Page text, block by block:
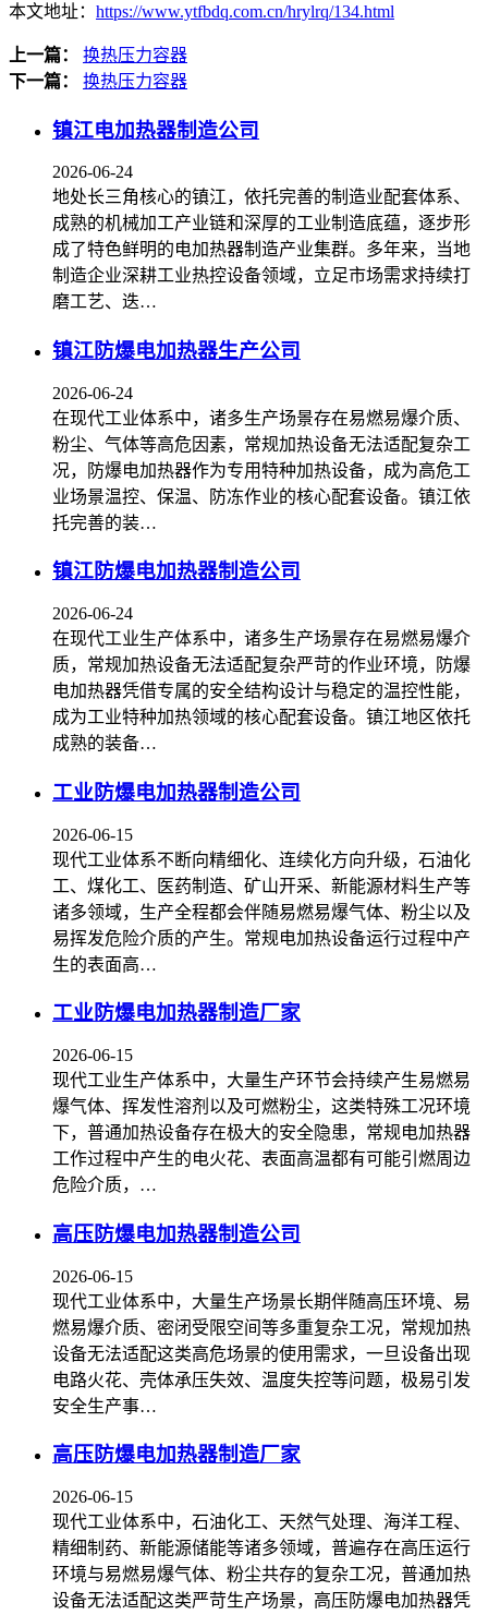
本文地址： https://www.ytfbdq.com.cn/hrylrq/134.html
上一篇：
换热压力容器
下一篇：
换热压力容器
镇江电加热器制造公司
2026-06-24
地处长三角核心的镇江，依托完善的制造业配套体系、
成熟的机械加工产业链和深厚的工业制造底蕴，逐步形
成了特色鲜明的电加热器制造产业集群。多年来，当地
制造企业深耕工业热控设备领域，立足市场需求持续打
磨工艺、迭…
镇江防爆电加热器生产公司
2026-06-24
在现代工业体系中，诸多生产场景存在易燃易爆介质、
粉尘、气体等高危因素，常规加热设备无法适配复杂工
况，防爆电加热器作为专用特种加热设备，成为高危工
业场景温控、保温、防冻作业的核心配套设备。镇江依
托完善的装…
镇江防爆电加热器制造公司
2026-06-24
在现代工业生产体系中，诸多生产场景存在易燃易爆介
质，常规加热设备无法适配复杂严苛的作业环境，防爆
电加热器凭借专属的安全结构设计与稳定的温控性能，
成为工业特种加热领域的核心配套设备。镇江地区依托
成熟的装备…
工业防爆电加热器制造公司
2026-06-15
现代工业体系不断向精细化、连续化方向升级，石油化
工、煤化工、医药制造、矿山开采、新能源材料生产等
诸多领域，生产全程都会伴随易燃易爆气体、粉尘以及
易挥发危险介质的产生。常规电加热设备运行过程中产
生的表面高…
工业防爆电加热器制造厂家
2026-06-15
现代工业生产体系中，大量生产环节会持续产生易燃易
爆气体、挥发性溶剂以及可燃粉尘，这类特殊工况环境
下，普通加热设备存在极大的安全隐患，常规电加热器
工作过程中产生的电火花、表面高温都有可能引燃周边
危险介质，…
高压防爆电加热器制造公司
2026-06-15
现代工业体系中，大量生产场景长期伴随高压环境、易
燃易爆介质、密闭受限空间等多重复杂工况，常规加热
设备无法适配这类高危场景的使用需求，一旦设备出现
电路火花、壳体承压失效、温度失控等问题，极易引发
安全生产事…
高压防爆电加热器制造厂家
2026-06-15
现代工业体系中，石油化工、天然气处理、海洋工程、
精细制药、新能源储能等诸多领域，普遍存在高压运行
环境与易燃易爆气体、粉尘共存的复杂工况，普通加热
设备无法适配这类严苛生产场景，高压防爆电加热器凭